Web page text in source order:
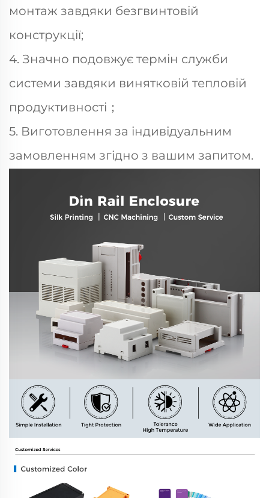
монтаж завдяки безгвинтовій
конструкції;
4. Значно подовжує термін служби
системи завдяки винятковій тепловій
продуктивності；
5. Виготовлення за індивідуальним
замовленням згідно з вашим запитом.